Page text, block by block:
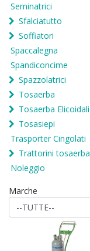
Seminatrici
Sfalciatutto
Soffiatori
Spaccalegna
Spandiconcime
Spazzolatrici
Tosaerba
Tosaerba Elicoidali
Tosasiepi
Trasporter Cingolati
Trattorini tosaerba
Noleggio
Marche